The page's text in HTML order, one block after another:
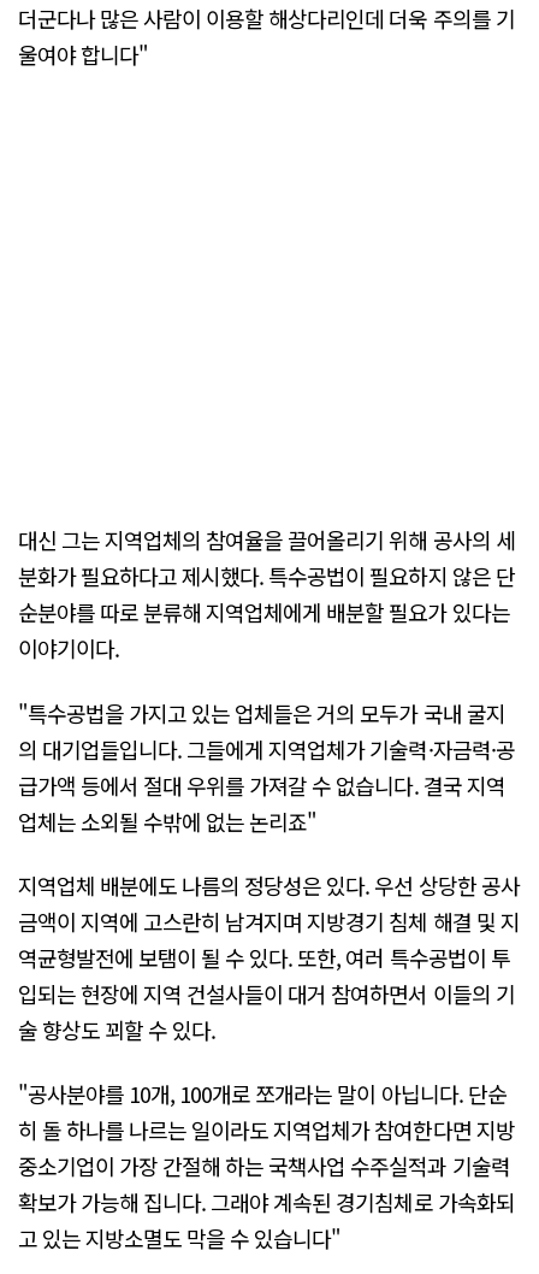
더군다나 많은 사람이 이용할 해상다리인데 더욱 주의를 기
울여야 합니다"
대신 그는 지역업체의 참여율을 끌어올리기 위해 공사의 세
분화가 필요하다고 제시했다. 특수공법이 필요하지 않은 단
순분야를 따로 분류해 지역업체에게 배분할 필요가 있다는
이야기이다.
"특수공법을 가지고 있는 업체들은 거의 모두가 국내 굴지
의 대기업들입니다. 그들에게 지역업체가 기술력·자금력·공
급가액 등에서 절대 우위를 가져갈 수 없습니다. 결국 지역
업체는 소외될 수밖에 없는 논리죠"
지역업체 배분에도 나름의 정당성은 있다. 우선 상당한 공사
금액이 지역에 고스란히 남겨지며 지방경기 침체 해결 및 지
역균형발전에 보탬이 될 수 있다. 또한, 여러 특수공법이 투
입되는 현장에 지역 건설사들이 대거 참여하면서 이들의 기
술 향상도 꾀할 수 있다.
"공사분야를 10개, 100개로 쪼개라는 말이 아닙니다. 단순
히 돌 하나를 나르는 일이라도 지역업체가 참여한다면 지방
중소기업이 가장 간절해 하는 국책사업 수주실적과 기술력
확보가 가능해 집니다. 그래야 계속된 경기침체로 가속화되
고 있는 지방소멸도 막을 수 있습니다"